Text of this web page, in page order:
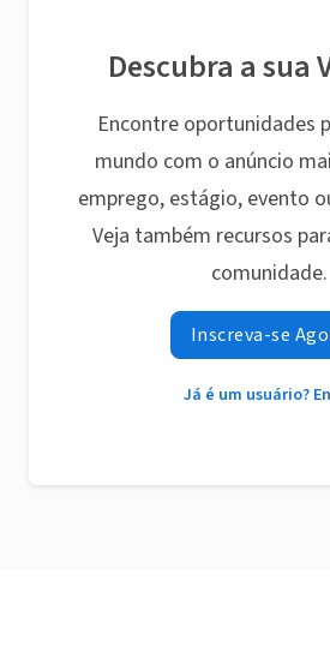
Descubra a sua
Encontre oportunidades
mundo com o anúncio
emprego, estágio, evento
Veja também recursos
comunidade.
Inscreva-se
Já é um usuário?